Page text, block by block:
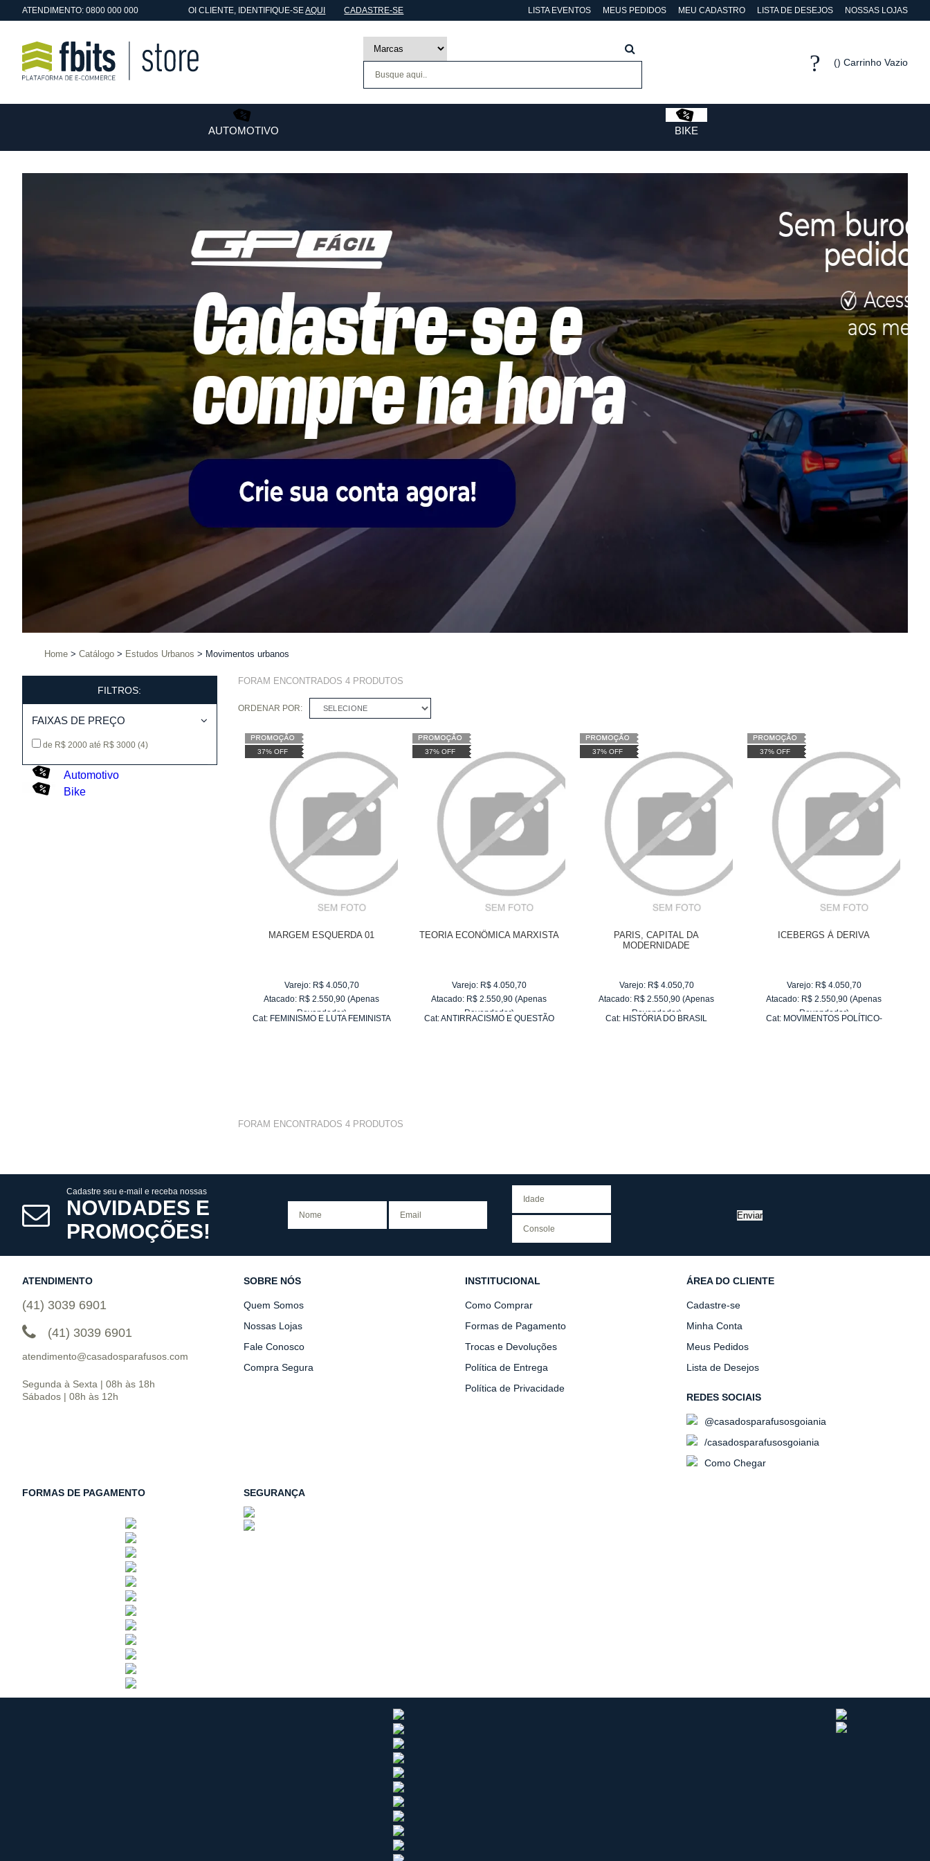
ATENDIMENTO: 0800 000 000 OICLIENTE, IDENTIFIQUE-SEAQUI CADASTRE-SE LISTA EVENTOS MEUS PEDIDOS MEU CADASTRO LISTA DE DESEJOS NOSSAS LOJAS
Carrinho Vazio
AUTOMOTIVO BIKE
Home Catálogo Estudos Urbanos Movimentos urbanos
FILTROS:
FAIXAS DE PREÇO
de R$ 2000 até R$ 3000 (4)
Automotivo
Bike
FORAM ENCONTRADOS 4PRODUTOS
ORDENAR POR: SELECIONE
37% OFF
MARGEM ESQUERDA 01
Varejo: R$ 4.050,70
Atacado: R$ 2.550,90 (Apenas
Revendedor)
Cat: FEMINISMO E LUTA FEMINISTA
37% OFF
TEORIA ECONÔMICA MARXISTA
Varejo: R$ 4.050,70
Atacado: R$ 2.550,90 (Apenas
Revendedor)
Cat:ANTIRRACISMO E QUESTÃO
37% OFF
PARIS, CAPITAL DA
MODERNIDADE
Varejo: R$ 4.050,70
Atacado: R$ 2.550,90 (Apenas
Revendedor)
Cat: HISTÓRIA DO BRASIL
37% OFF
ICEBERGS À DERIVA
Varejo: R$ 4.050,70
Atacado: R$ 2.550,90 (Apenas
Revendedor)
Cat: MOVIMENTOS POLÍTICO-
FORAM ENCONTRADOS 4PRODUTOS
Cadastre seu e-mail e receba nossas
NOVIDADES E
PROMOÇÕES!
Enviar
ATENDIMENTO
(41) 3039 6901
(41) 3039 6901
atendimento@casadosparafusos.com
Segunda à Sexta | 08h às 18h
Sábados | 08h às 12h
SOBRE NÓS
Quem Somos
Nossas Lojas
Fale Conosco
Compra Segura
INSTITUCIONAL
Como Comprar
Formas de Pagamento
Trocas e Devoluções
Política de Entrega
Política de Privacidade
ÁREA DO CLIENTE
Cadastre-se
Minha Conta
Meus Pedidos
Lista de Desejos
REDES SOCIAIS
@casadosparafusosgoiania
/casadosparafusosgoiania
Como Chegar
FORMAS DE PAGAMENTO SEGURANÇA